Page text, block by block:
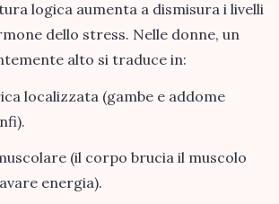
logica aumenta a dismisura i livelli
dello stress. Nelle donne, un
alto si traduce in:
localizzata (gambe e addome
(il corpo brucia il muscolo
energia).